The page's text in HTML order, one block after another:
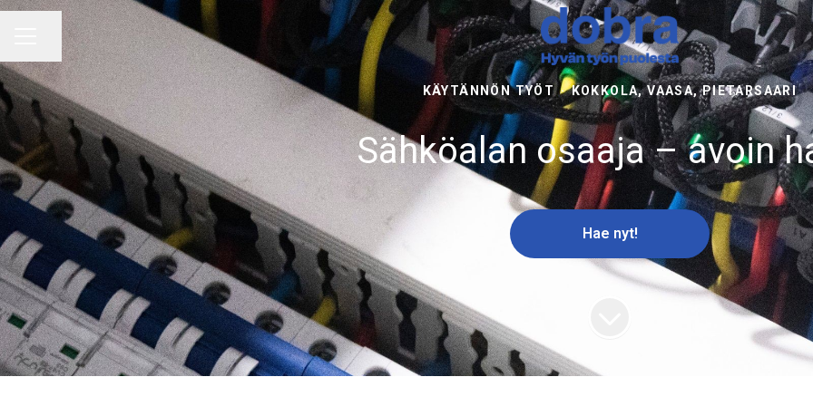
URAVALIKKO
Jaa sivu
KÄYTÄNNÖN TYÖT · KOKKOLA, VAASA, PIETARSAARI
Sähköalan osaaja – avoin
Hae nyt!